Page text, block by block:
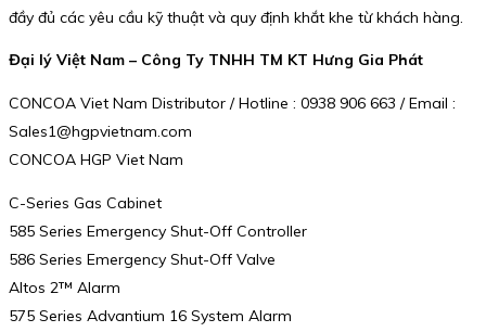
đầy đủ các yêu cầu kỹ thuật và quy định khắt khe từ khách hàng.
Đại lý Việt Nam – Công Ty TNHH TM KT Hưng Gia Phát
CONCOA Viet Nam Distributor / Hotline : 0938 906 663 / Email :
Sales1@hgpvietnam.com
CONCOA HGP Viet Nam
C-Series Gas Cabinet
585 Series Emergency Shut-Off Controller
586 Series Emergency Shut-Off Valve
Altos 2™ Alarm
575 Series Advantium 16 System Alarm